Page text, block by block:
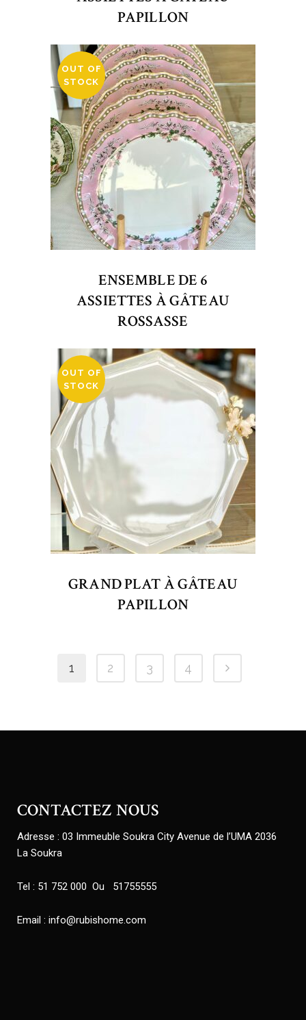
PAPILLON
OUT OF
STOCK
ENSEMBLE DE 6
ASSIETTES À GÂTEAU
ROSSASSE
OUT OF
STOCK
GRAND PLAT À GÂTEAU
PAPILLON
1 2 3 4
CONTACTEZ NOUS
Adresse : 03 Immeuble Soukra City Avenue de l’UMA 2036
La Soukra
Tel : 51 752 000 Ou 51755555
Email : info@rubishome.com